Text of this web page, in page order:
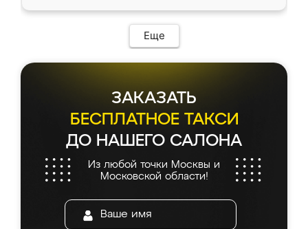
Еще
ЗАКАЗАТЬ
БЕСПЛАТНОЕ ТАКСИ
ДО НАШЕГО САЛОНА
Из любой точки Москвы и
Московской области!